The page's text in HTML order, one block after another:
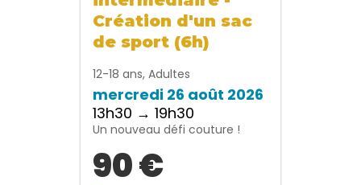
Création d'un sac
de sport (6h)
12-18 ans, Adultes
mercredi 26 août 2026
13h30 → 19h30
Un nouveau défi couture !
90 €